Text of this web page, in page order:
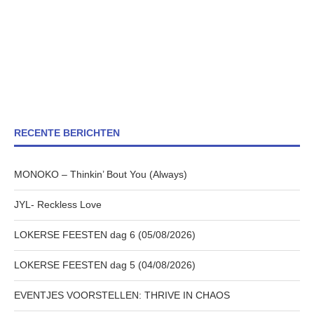
RECENTE BERICHTEN
MONOKO – Thinkin’ Bout You (Always)
JYL- Reckless Love
LOKERSE FEESTEN dag 6 (05/08/2026)
LOKERSE FEESTEN dag 5 (04/08/2026)
EVENTJES VOORSTELLEN: THRIVE IN CHAOS